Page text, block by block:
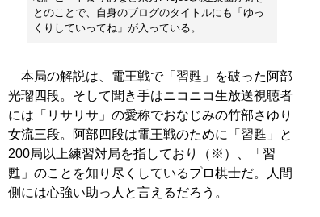
とのことで、自身のブログのタイトルにも「ゆっ
くりしていってね」が入っている。
本局の解説は、電王戦で「習甦」を破った阿部
光瑠四段。そして聞き手はニコニコ生放送視聴者
には「リサリサ」の愛称でおなじみの竹部さゆり
女流三段。阿部四段は電王戦のために「習甦」と
200局以上練習対局を指しており（※）、「習
甦」のことを知り尽くしているプロ棋士だ。人間
側には心強い助っ人と言えるだろう。